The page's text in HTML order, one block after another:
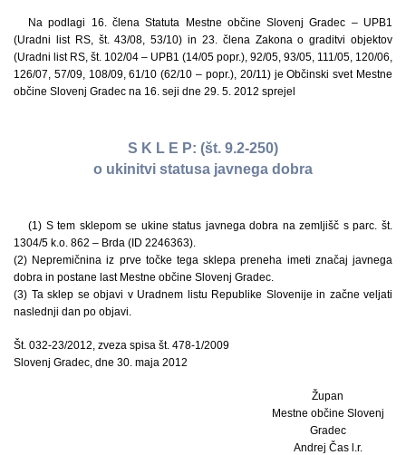
Na podlagi 16. člena Statuta Mestne občine Slovenj Gradec – UPB1
(Uradni list RS, št. 43/08, 53/10) in 23. člena Zakona o graditvi objektov
(Uradni list RS, št. 102/04 – UPB1 (14/05 popr.), 92/05, 93/05, 111/05, 120/06,
126/07, 57/09, 108/09, 61/10 (62/10 – popr.), 20/11) je Občinski svet Mestne
občine Slovenj Gradec na 16. seji dne 29. 5. 2012 sprejel
S K L E P: (št. 9.2-250)
o ukinitvi statusa javnega dobra
(1) S tem sklepom se ukine status javnega dobra na zemljišč s parc. št.
1304/5 k.o. 862 – Brda (ID 2246363).
(2) Nepremičnina iz prve točke tega sklepa preneha imeti značaj javnega
dobra in postane last Mestne občine Slovenj Gradec.
(3) Ta sklep se objavi v Uradnem listu Republike Slovenije in začne veljati
naslednji dan po objavi.
Št. 032-23/2012, zveza spisa št. 478-1/2009
Slovenj Gradec, dne 30. maja 2012
Župan
Mestne občine Slovenj
Gradec
Andrej Čas l.r.